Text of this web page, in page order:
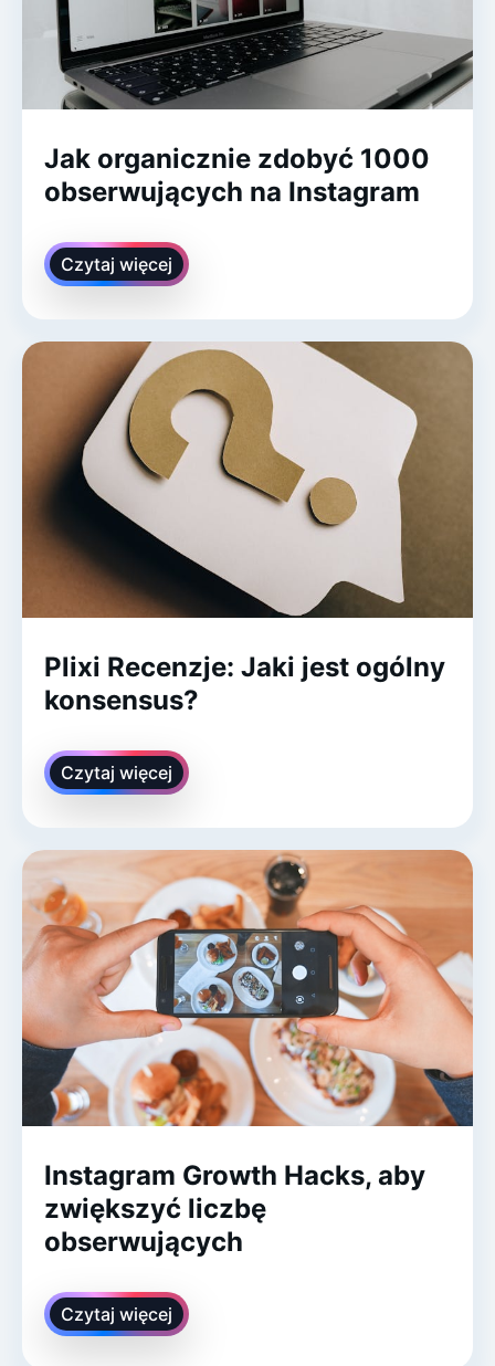
Jak organicznie zdobyć 1000
obserwujących na Instagram
Czytaj więcej
Plixi Recenzje: Jaki jest ogólny
konsensus?
Czytaj więcej
Instagram Growth Hacks, aby
zwiększyć liczbę
obserwujących
Czytaj więcej